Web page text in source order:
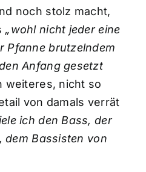
noch stolz macht,
„wohl nicht jeder eine
Pfanne brutzelndem
Anfang gesetzt
weiteres, nicht so
von damals verrät
ich den Bass, der
dem Bassisten von